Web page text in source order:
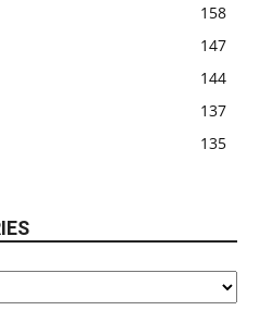
158
147
144
137
135